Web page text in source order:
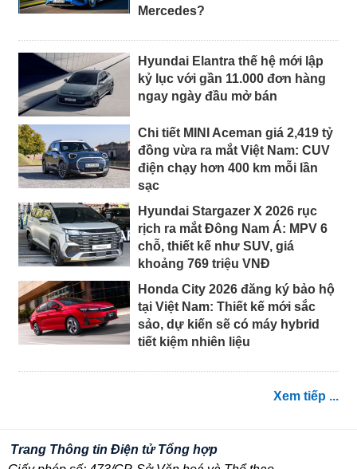
Mercedes?
Hyundai Elantra thế hệ mới lập
kỷ lục với gần 11.000 đơn hàng
ngay ngày đầu mở bán
Chi tiết MINI Aceman giá 2,419 tỷ
đồng vừa ra mắt Việt Nam: CUV
điện chạy hơn 400 km mỗi lần
sạc
Hyundai Stargazer X 2026 rục
rịch ra mắt Đông Nam Á: MPV 6
chỗ, thiết kế như SUV, giá
khoảng 769 triệu VNĐ
Honda City 2026 đăng ký bảo hộ
tại Việt Nam: Thiết kế mới sắc
sảo, dự kiến sẽ có máy hybrid
tiết kiệm nhiên liệu
Xem tiếp ...
Trang Thông tin Điện tử Tổng hợp